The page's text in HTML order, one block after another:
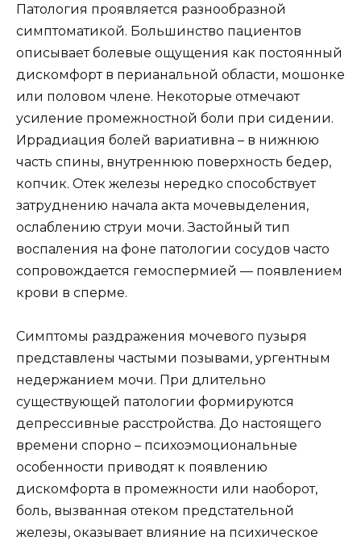
Патология проявляется разнообразной
симптоматикой. Большинство пациентов
описывает болевые ощущения как постоянный
дискомфорт в перианальной области, мошонке
или половом члене. Некоторые отмечают
усиление промежностной боли при сидении.
Иррадиация болей вариативна – в нижнюю
часть спины, внутреннюю поверхность бедер,
копчик. Отек железы нередко способствует
затруднению начала акта мочевыделения,
ослаблению струи мочи. Застойный тип
воспаления на фоне патологии сосудов часто
сопровождается гемоспермией — появлением
крови в сперме.
Симптомы раздражения мочевого пузыря
представлены частыми позывами, ургентным
недержанием мочи. При длительно
существующей патологии формируются
депрессивные расстройства. До настоящего
времени спорно – психоэмоциональные
особенности приводят к появлению
дискомфорта в промежности или наоборот,
боль, вызванная отеком предстательной
железы, оказывает влияние на психическое